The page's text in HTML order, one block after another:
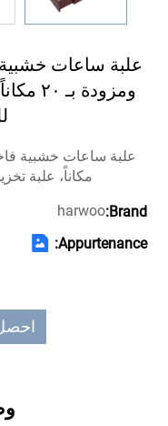
علبة ساعات
مكاناً، علبة
Brand:
harwoo
Appurtenance: